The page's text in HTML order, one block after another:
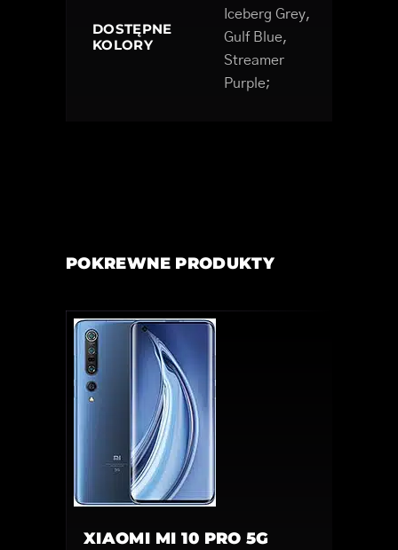
DOSTĘPNE
KOLORY
Iceberg Grey,
Gulf Blue,
Streamer
Purple;
POKREWNE PRODUKTY
XIAOMI MI 10 PRO 5G